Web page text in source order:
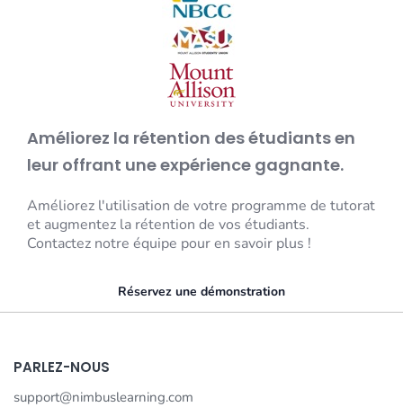
Améliorez la rétention des étudiants en
leur offrant une expérience gagnante.
Améliorez l'utilisation de votre programme de tutorat
et augmentez la rétention de vos étudiants.
Contactez notre équipe pour en savoir plus !
Réservez une démonstration
PARLEZ-NOUS
support@nimbuslearning.com